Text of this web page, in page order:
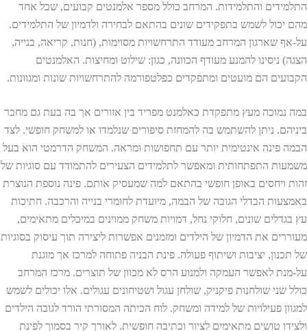
התלמידים והתלמידות. המרחב כולל מספר אלמנטים קבועים, שכל אחד
מהם יכול לשמש בתפקידים שונים בהתאם לבחירה ולדמיון של התלמידים.
על-אף שארגון המרחב מעודד התרחשויות מסוימות, (חנות, קריאה, בנייה,
הצגה) ניסינו להמנע מעודף הכוונה, כגון: שילוט ומחיצות. האלמנטים
הקבועים הם מועטים ומתפקדים כפלטפורמה להתרחשויות שונות ומגוונות.
במה נמוכה מעץ מתפקדת כאלמנט מפריד בין אזורים אך בה בעת גם מחבר
ביניהם. ניתן להשתמש בה להמחזת סיפורים שנלמדו או למשחק חופשי. לצד
הבמה פינה אינטימית יותר עם תחפושות ומראה. המשחק הדרמטי הוא בעל
משמעות התפתחותית ומאפשר לתלמידים הצעירים להתמודד עם סוגיות של
זהות ויחסים באופן חופשי בהתאם למה שמעסיק אותם. פינה נוספת הנוצרת
באמצעות הבדלי הגובה של הבמה, מיועדת לחומרי בנייה והרכבה. חתיכות
עץ בגדלים שונים, חלוקי נחל, דמויות משחק ממוינים במיכלים מתאימים,
מעוררים את הדמיון של הילדים ומזמנים אפשרות ליצירה תוך עיסוק בסוגיות
של תכנון, יציבות ושיתוף פעולה. פינת הבניה פתוחה למרכז אך מוגנת
על-מנת לאפשר העמקה ולמנוע הרס לא מכוון של תוצרים. מרכז המרחב
כולל שני שולחנות פיקניק, שולחן עגול ושטיחונים עגולים. אלו יכולים לשמש
למגוון פעילויות של למידה ומשחק. לוח הכיתה המסורתי הורד לגובה הילדים
ולצידו טושים מתאימים לציור וכתיבה חופשית. לאורך קיר בסמוך לפינת